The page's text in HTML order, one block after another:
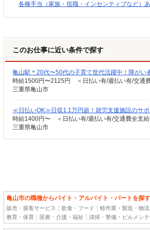
各種手当（家族・役職・インセンティブなど）
このお仕事に近い条件で探す
亀山駅＊20代〜50代の子育て世代活躍中！障が
時給1500円〜2125円 ＜日払い有/週払い有/交通
三重県亀山市
≪日払いOK≫日収1.1万円超！就労支援施設のサポ
時給1400円〜 ＜日払い有/週払い有/交通費全支給
三重県亀山市
亀山市の職種からバイト・アルバイト・パートを探す
販売・接客サービス 飲食・フード 軽作業・製造・物流
教育・保育
医療・介護・福祉 清掃・警備・ビルメン